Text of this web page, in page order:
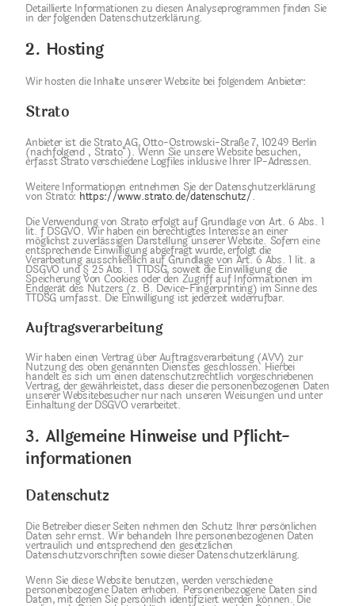
Detaillierte Informationen zu diesen Analyseprogrammen finden Sie
in der folgenden Datenschutzerklärung.
2. Hosting
Wir hosten die Inhalte unserer Website bei folgendem Anbieter:
Strato
Anbieter ist die Strato AG, Otto-Ostrowski-Straße 7, 10249 Berlin
(nachfolgend „Strato“). Wenn Sie unsere Website besuchen,
erfasst Strato verschiedene Logfiles inklusive Ihrer IP-Adressen.
Weitere Informationen entnehmen Sie der Datenschutzerklärung
von Strato: https://www.strato.de/datenschutz/.
Die Verwendung von Strato erfolgt auf Grundlage von Art. 6 Abs. 1
lit. f DSGVO. Wir haben ein berechtigtes Interesse an einer
möglichst zuverlässigen Darstellung unserer Website. Sofern eine
entsprechende Einwilligung abgefragt wurde, erfolgt die
Verarbeitung ausschließlich auf Grundlage von Art. 6 Abs. 1 lit. a
DSGVO und § 25 Abs. 1 TTDSG, soweit die Einwilligung die
Speicherung von Cookies oder den Zugriff auf Informationen im
Endgerät des Nutzers (z. B. Device-Fingerprinting) im Sinne des
TTDSG umfasst. Die Einwilligung ist jederzeit widerrufbar.
Auftragsverarbeitung
Wir haben einen Vertrag über Auftragsverarbeitung (AVV) zur
Nutzung des oben genannten Dienstes geschlossen. Hierbei
handelt es sich um einen datenschutzrechtlich vorgeschriebenen
Vertrag, der gewährleistet, dass dieser die personenbezogenen Daten
unserer Websitebesucher nur nach unseren Weisungen und unter
Einhaltung der DSGVO verarbeitet.
3. Allgemeine Hinweise und Pflicht­
informationen
Datenschutz
Die Betreiber dieser Seiten nehmen den Schutz Ihrer persönlichen
Daten sehr ernst. Wir behandeln Ihre personenbezogenen Daten
vertraulich und entsprechend den gesetzlichen
Datenschutzvorschriften sowie dieser Datenschutzerklärung.
Wenn Sie diese Website benutzen, werden verschiedene
personenbezogene Daten erhoben. Personenbezogene Daten sind
Daten, mit denen Sie persönlich identifiziert werden können. Die